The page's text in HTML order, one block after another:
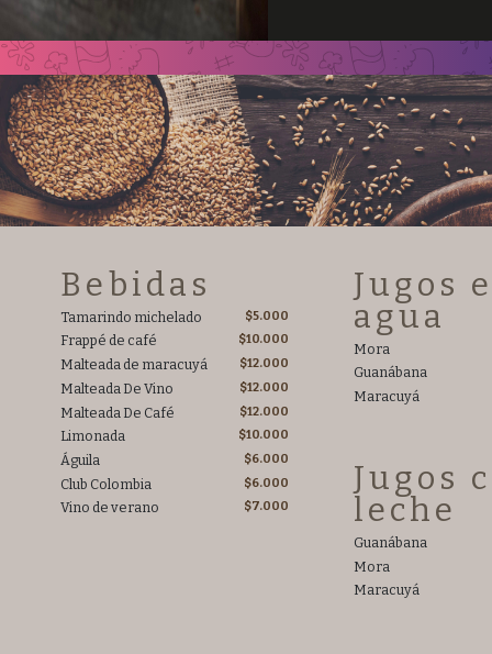
Bebidas
Tamarindo michelado $5.000
Frappé de café $10.000
Malteada de maracuyá $12.000
Malteada De Vino $12.000
Malteada De Café $12.000
Limonada $10.000
Águila $6.000
Club Colombia $6.000
Vino de verano $7.000
Jugos
agua
Mora
Guanábana
Maracuyá
Jugos
leche
Guanábana
Mora
Maracuyá